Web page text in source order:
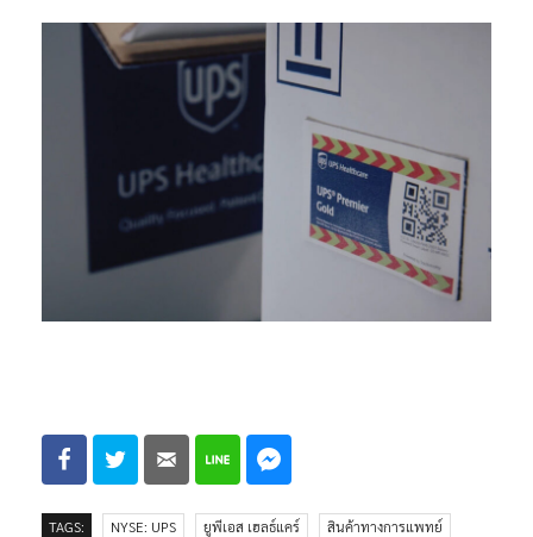
TAGS: NYSE: UPS ยูพีเอส เฮลธ์แคร์ สินค้าทางการแพทย์